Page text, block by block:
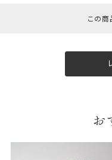
当店でギフト対応
しております。
A.一般的なギフトに
B.婚礼や出産、長
この商
お